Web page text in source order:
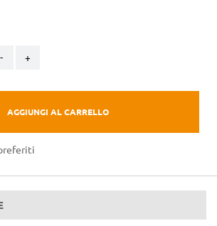
- +
AGGIUNGI AL CARRELLO